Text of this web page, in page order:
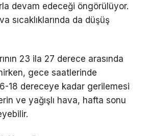
devam edeceği öngörülüyor.
sıcaklıklarında da düşüş
23 ila 27 derece arasında
gece saatlerinde
18 dereceye kadar gerilemesi
ve yağışlı hava, hafta sonu